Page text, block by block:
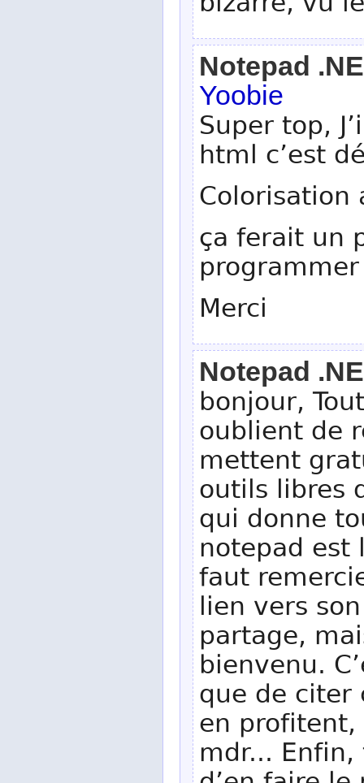
Notepad
Yoobie
Super top,
html c’est
ça ferait un
Merci
Notepad
bonjour,
oublient de
mettent
outils libres
qui donne
notepad est
faut
lien vers
partage,
bienvenu.
que de citer
en profitent,
mdr...